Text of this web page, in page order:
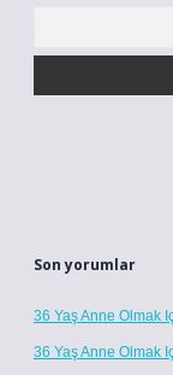
Son yorumlar
36 Yaş Anne Olmak
36 Yaş Anne Olmak